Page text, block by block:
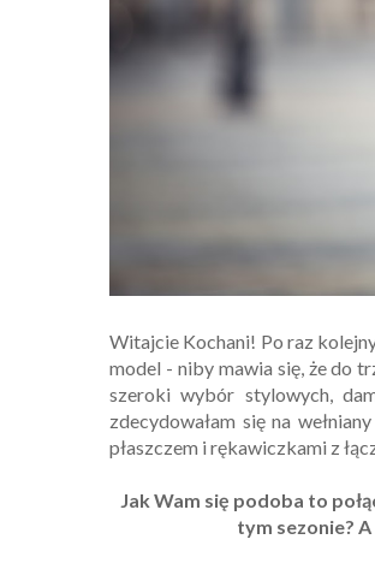
Witajcie Kochani! Po raz
model - niby mawia się, że do
szeroki wybór stylowych,
zdecydowałam się na
płaszczem i rękawiczkami z
Jak Wam się podoba to
tym sezonie?